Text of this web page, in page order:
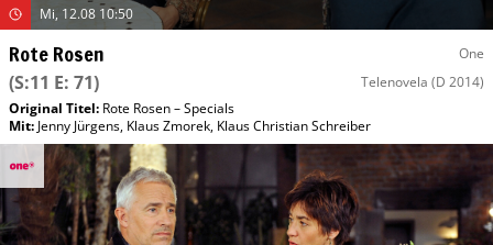
Mi, 12.08 10:50
Rote Rosen One
(S:11 E: 71) Telenovela (D 2014)
Original Titel: Rote Rosen – Specials
Mit: Jenny Jürgens, Klaus Zmorek, Klaus Christian Schreiber